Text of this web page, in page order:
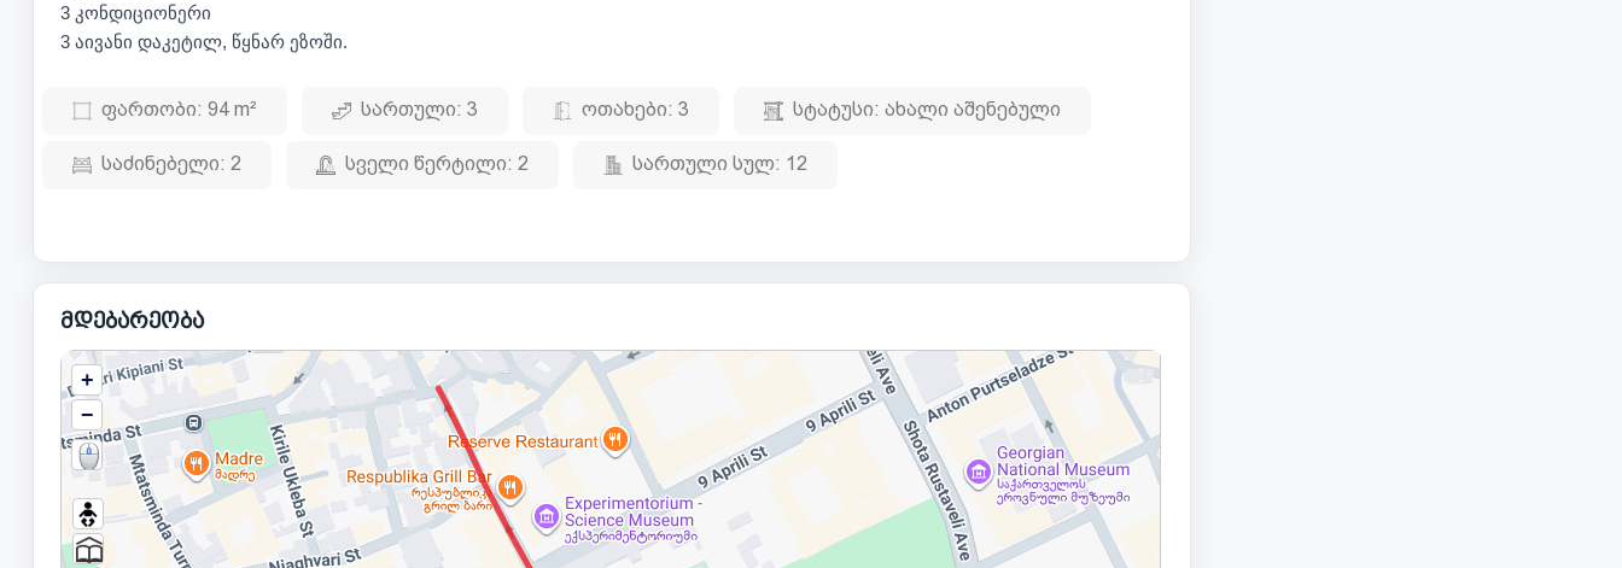
3 კონდიციონერი
3 აივანი დაკეტილ, წყნარ ეზოში.
ფართობი: 94 m² სართული: 3 ოთახები: 3 სტატუსი: ახალი აშენებული
საძინებელი: 2 სველი წერტილი: 2 სართული სულ: 12
მდებარეობა